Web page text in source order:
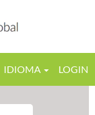
IDIOMA LOGIN